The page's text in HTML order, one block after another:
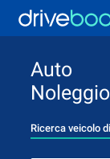
Auto
Ricerca veicolo